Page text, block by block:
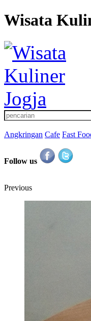
Wisata
Angkringan Cafe Fast
Follow us
Previous